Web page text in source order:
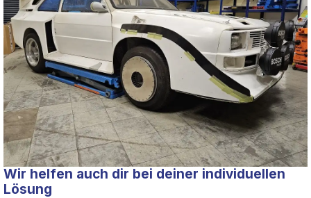
Wir helfen auch dir bei deiner individuellen
Lösung